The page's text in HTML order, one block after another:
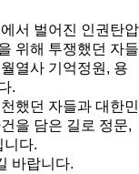
서 벌어진 인권탄압
위해 투쟁했던 자들
열사 기억정원, 용
.
했던 자들과 대한민
을 담은 길로 정문,
니다.
바랍니다.